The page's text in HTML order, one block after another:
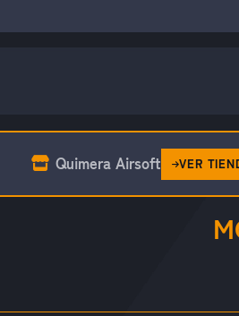
Quimera Airsoft VER